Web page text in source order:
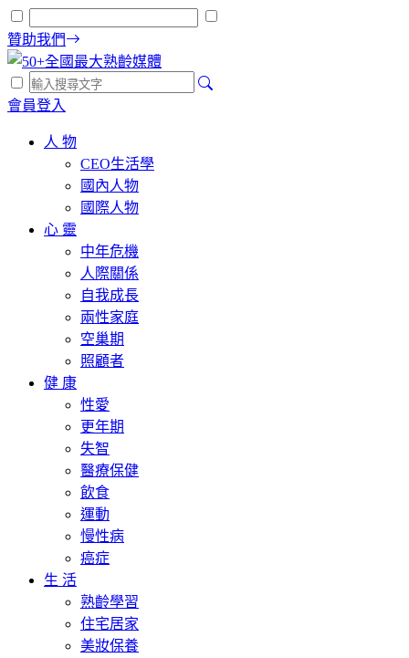
贊助我們
會員登入
人 物
CEO生活學
國內人物
國際人物
心 靈
中年危機
人際關係
自我成長
兩性家庭
空巢期
照顧者
健 康
性愛
更年期
失智
醫療保健
飲食
運動
慢性病
癌症
生 活
熟齡學習
住宅居家
美妝保養